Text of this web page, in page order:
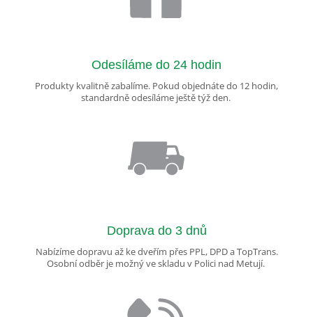
Odesíláme do 24 hodin
Produkty kvalitně zabalíme. Pokud objednáte do 12 hodin,
standardně odesíláme ještě týž den.
Doprava do 3 dnů
Nabízíme dopravu až ke dveřím přes PPL, DPD a TopTrans.
Osobní odběr je možný ve skladu v Polici nad Metují.